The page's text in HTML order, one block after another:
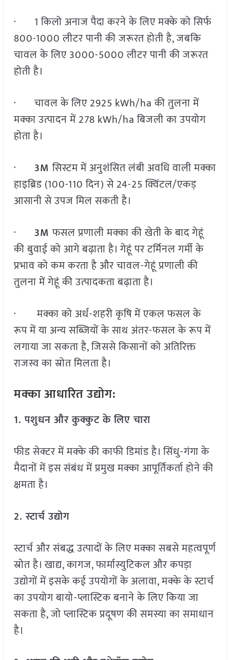
· 1 किलो अनाज पैदा करने के लिए मक्के को सिर्फ
800-1000 लीटर पानी की जरूरत होती है, जबकि
चावल के लिए 3000-5000 लीटर पानी की जरूरत
होती है।
· चावल के लिए 2925 kWh/ha की तुलना में
मक्का उत्पादन में 278 kWh/ha बिजली का उपयोग
होता है।
· 3Mसिस्टम में अनुशंसित लंबी अवधि वाली मक्का
हाइब्रिड (100-110 दिन) से 24-25 क्विंटल/एकड़
आसानी से उपज मिल सकती है।
· 3Mफसल प्रणाली मक्का की खेती के बाद गेहूं
की बुवाई को आगे बढ़ाता है। गेहूं पर टर्मिनल गर्मी के
प्रभाव को कम करता है और चावल-गेहूं प्रणाली की
तुलना में गेहूं की उत्पादकता बढ़ाता है।
· मक्का को अर्ध-शहरी कृषि में एकल फसल के
रूप में या अन्य सब्जियों के साथ अंतर-फसल के रूप में
लगाया जा सकता है, जिससे किसानों को अतिरिक्त
राजस्व का स्रोत मिलता है।
मक्का आधारित उद्योग:
1. पशुधन और कुक्कुट के लिए चारा
फीड सेक्टर में मक्के की काफी डिमांड है। सिंधु-गंगा के
मैदानों में इस संबंध में प्रमुख मक्का आपूर्तिकर्ता होने की
क्षमता है।
2.स्टार्च उद्योग
स्टार्च और संबद्ध उत्पादों के लिए मक्का सबसे महत्वपूर्ण
स्रोत है। खाद्य, कागज, फार्मास्युटिकल और कपड़ा
उद्योगों में इसके कई उपयोगों के अलावा, मक्के के स्टार्च
का उपयोग बायो-प्लास्टिक बनाने के लिए किया जा
सकता है, जो प्लास्टिक प्रदूषण की समस्या का समाधान
है।